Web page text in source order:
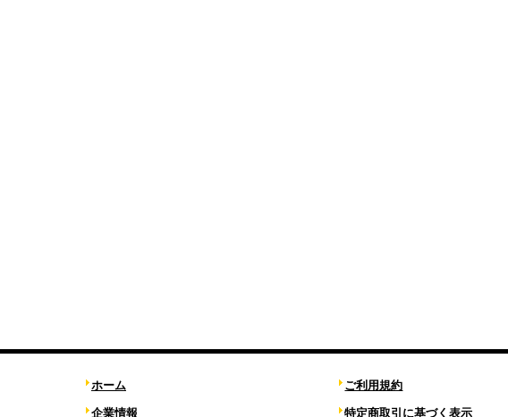
ホーム
企業情報
ご利用規約
特定商取引に基づく表示